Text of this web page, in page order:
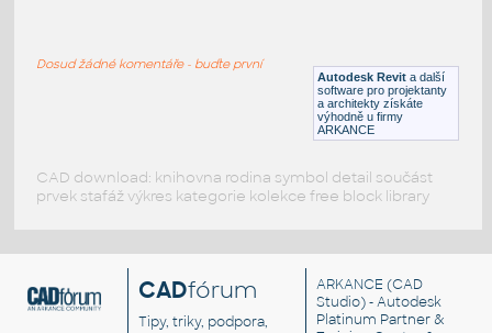
HermanMiller Seating Swoop OA100 ClubChair
Autodesk Revit a další
software pro projektanty
a architekty získáte
výhodně u firmy
ARKANCE
Dosud žádné komentáře - buďte první
CAD download: knihovna rodina symbol detail součást
prvek stafáž výkres kategorie kolekce free block library
CADfórum
Tipy, triky, podpora,
ARKANCE (CAD
Studio) - Autodesk
Platinum Partner &